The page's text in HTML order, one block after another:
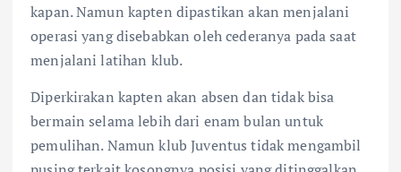
kapan. Namun kapten dipastikan akan menjalani
operasi yang disebabkan oleh cederanya pada saat
menjalani latihan klub.
Diperkirakan kapten akan absen dan tidak bisa
bermain selama lebih dari enam bulan untuk
pemulihan. Namun klub Juventus tidak mengambil